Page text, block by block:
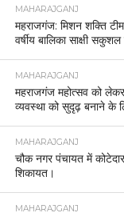
MAHARAJGANJ
महराजगंज: मिशन शक्ति
वर्षीय बालिका साक्षी
MAHARAJGANJ
महराजगंज महोत्सव को
व्यवस्था को सुदृढ़ बनाने के
MAHARAJGANJ
चौक नगर पंचायत में
शिकायत।
MAHARAJGANJ